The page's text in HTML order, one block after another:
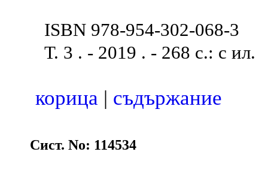
ISBN 978-954-302-068-3
Т. 3 . - 2019 . - 268 с.: с ил.
корица | съдържание
Сист. No: 114534